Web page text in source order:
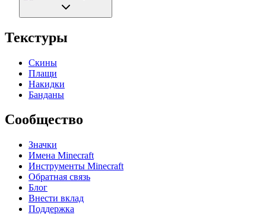
Текстуры
Скины
Плащи
Накидки
Банданы
Сообщество
Значки
Имена Minecraft
Инструменты Minecraft
Обратная связь
Блог
Внести вклад
Поддержка